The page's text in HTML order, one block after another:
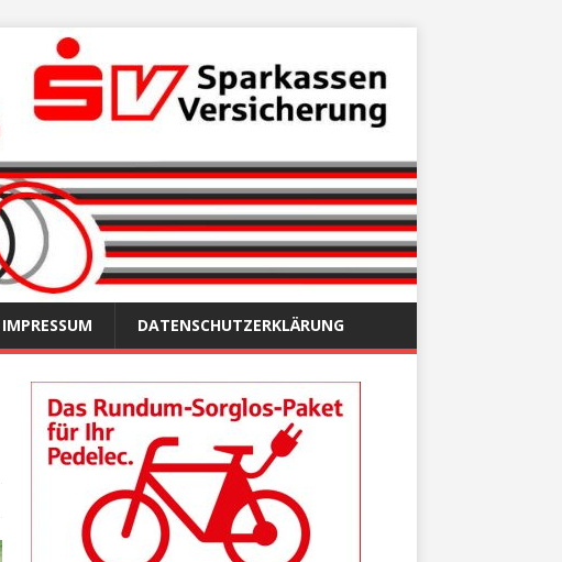
IMPRESSUM DATENSCHUTZERKLÄRUNG